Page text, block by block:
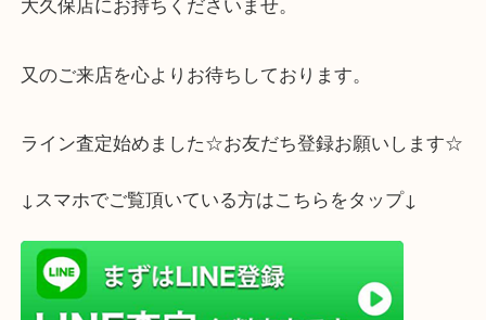
大久保店にお持ちくださいませ。
ライン査定始めました☆お友だち登録お願いしま